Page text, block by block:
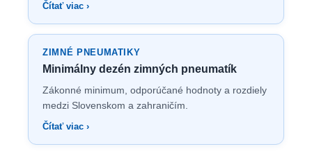
Čítať viac ›
ZIMNÉ PNEUMATIKY
Minimálny dezén zimných pneumatík
Zákonné minimum, odporúčané hodnoty a rozdiely
medzi Slovenskom a zahraničím.
Čítať viac ›